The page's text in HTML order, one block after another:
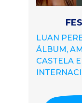
LUAN
ÁLBUM,
CASTELA